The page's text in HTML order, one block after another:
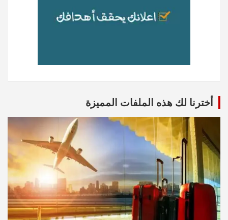
أخترنا لك هذه الملفات المميزة